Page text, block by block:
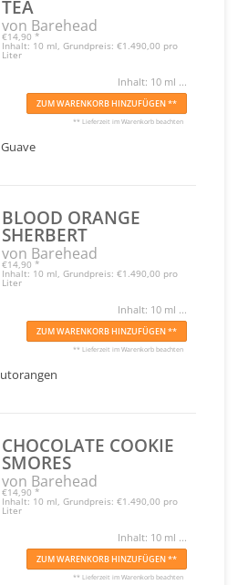
TEA
von Barehead
€14,90 *
Inhalt: 10 ml, Grundpreis: €1.490,00 pro
Liter
Inhalt: 10 ml ...
ZUM WARENKORB HINZUFÜGEN **
** Lieferzeit im Warenkorb beachten
BLOOD ORANGE
SHERBERT
von Barehead
€14,90 *
Inhalt: 10 ml, Grundpreis: €1.490,00 pro
Liter
Inhalt: 10 ml ...
ZUM WARENKORB HINZUFÜGEN **
** Lieferzeit im Warenkorb beachten
CHOCOLATE COOKIE
SMORES
von Barehead
€14,90 *
Inhalt: 10 ml, Grundpreis: €1.490,00 pro
Liter
Inhalt: 10 ml ...
ZUM WARENKORB HINZUFÜGEN **
** Lieferzeit im Warenkorb beachten